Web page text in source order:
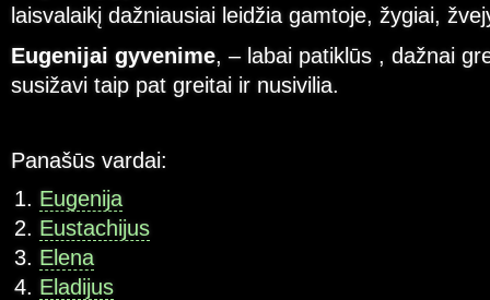
laisvalaikį dažniausiai leidžia gamtoje, žygiai,
Eugenijai gyvenime, – labai patiklūs , dažnai
susižavi taip pat greitai ir nusivilia.
Panašūs vardai:
Eugenija
Eustachijus
Elena
Eladijus